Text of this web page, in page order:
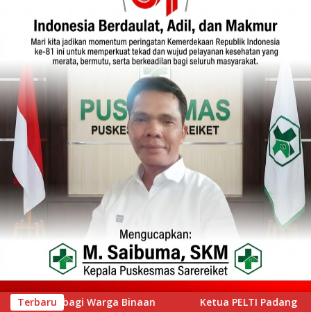
Terbaru
PELTI Padang Prof Ahmad Wira Buka Iwan Tennis Club